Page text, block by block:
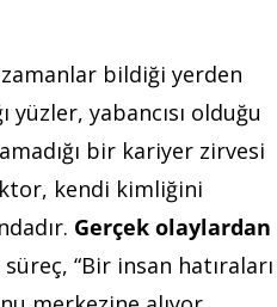
bildiği yerden
yüzler, yabancısı olduğu
bir kariyer zirvesi
kendi kimliğini
Gerçek olaylardan
“Bir insan hatıraları